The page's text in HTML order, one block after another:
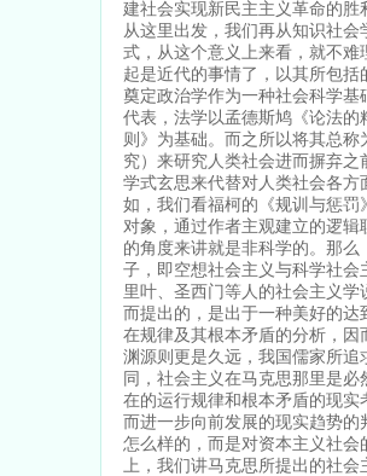
建社会实现新民主主义革命的
从这里出发，我们再从知识社
式，从这个意义上来看，就不
起是近代的事情了，以其所包
奠定政治学作为一种社会科学
代表，法学以孟德斯鸠《论法
则》为基础。而之所以将其总
究）来研究人类社会进而摒弃
学式玄思来代替对人类社会各方
如，我们看福柯的《规训与惩
对象，通过作者主观建立的逻
的角度来讲就是非科学的。那
子，即空想社会主义与科学社
里叶、圣西门等人的社会主义
而提出的，是出于一种美好的
在规律及其根本矛盾的分析，
渊源则更是久远，我国儒家所
同，社会主义在马克思那里是
在的运行规律和根本矛盾的现
而进一步向前发展的现实趋势
怎么样的，而是对资本主义社
上，我们讲马克思所提出的社